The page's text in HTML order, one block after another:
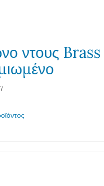
ντους Brass